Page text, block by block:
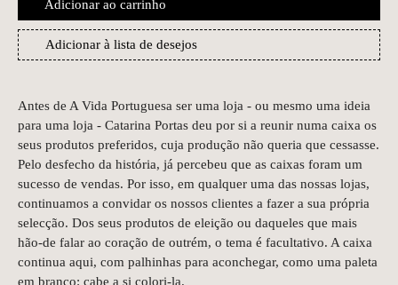
Adicionar ao carrinho
Adicionar à lista de desejos
Antes de A Vida Portuguesa ser uma loja - ou mesmo uma ideia
para uma loja - Catarina Portas deu por si a reunir numa caixa os
seus produtos preferidos, cuja produção não queria que cessasse.
Pelo desfecho da história, já percebeu que as caixas foram um
sucesso de vendas. Por isso, em qualquer uma das nossas lojas,
continuamos a convidar os nossos clientes a fazer a sua própria
selecção. Dos seus produtos de eleição ou daqueles que mais
hão-de falar ao coração de outrém, o tema é facultativo. A caixa
continua aqui, com palhinhas para aconchegar, como uma paleta
em branco: cabe a si colori-la.